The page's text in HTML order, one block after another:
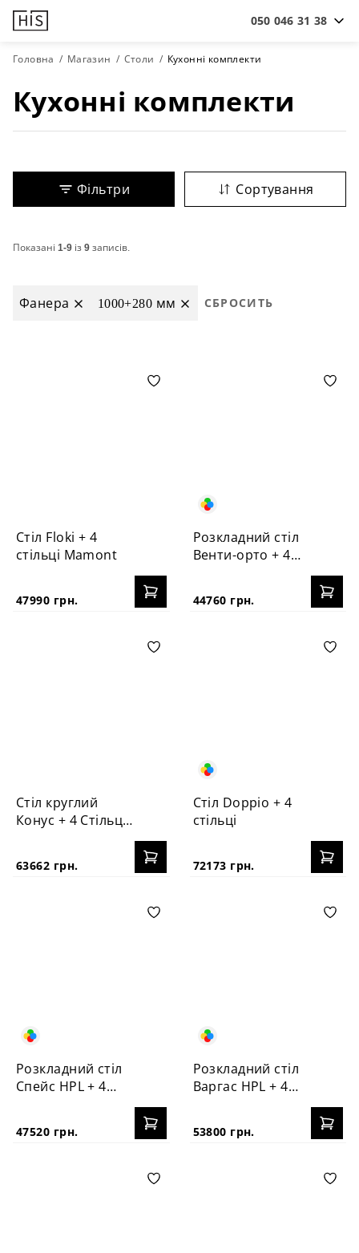
050 046 31 38
Головна Магазин Столи Кухонні комплекти
Кухонні комплекти
Фільтри Сортування
Показані 1-9 із9записів.
Фанера 1000+280 мм СБРОСИТЬ
Стіл Floki + 4
стільці Mamont
47990 грн.
Розкладний стіл
Венти-орто + 4
44760 грн.
Стіл круглий
Конус + 4 Стільця
63662 грн.
Стіл Doppio + 4
стільці
72173 грн.
Розкладний стіл
Спейс HPL + 4
47520 грн.
Розкладний стіл
Варгас HPL + 4
53800 грн.